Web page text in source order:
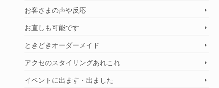
お客さまの声や反応
お直しも可能です
ときどきオーダーメイド
アクセのスタイリングあれこれ
イベントに出ます・出ました